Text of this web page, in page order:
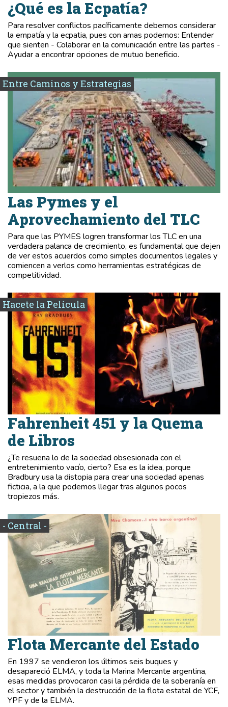
¿Qué es la Ecpatía?
Para resolver conflictos pacíficamente debemos considerar
la empatía y la ecpatia, pues con amas podemos: Entender
que sienten - Colaborar en la comunicación entre las partes -
Ayudar a encontrar opciones de mutuo beneficio.
Entre Caminos y Estrategias
Las Pymes y el
Aprovechamiento del TLC
Para que las PYMES logren transformar los TLC en una
verdadera palanca de crecimiento, es fundamental que dejen
de ver estos acuerdos como simples documentos legales y
comiencen a verlos como herramientas estratégicas de
competitividad.
Hacete la Película
Fahrenheit 451 y la Quema
de Libros
¿Te resuena lo de la sociedad obsesionada con el
entretenimiento vacío, cierto? Esa es la idea, porque
Bradbury usa la distopia para crear una sociedad apenas
ficticia, a la que podemos llegar tras algunos pocos
tropiezos más.
- Central -
Flota Mercante del Estado
En 1997 se vendieron los últimos seis buques y
desapareció ELMA, y toda la Marina Mercante argentina,
esas medidas provocaron casi la pérdida de la soberanía en
el sector y también la destrucción de la flota estatal de YCF,
YPF y de la ELMA.